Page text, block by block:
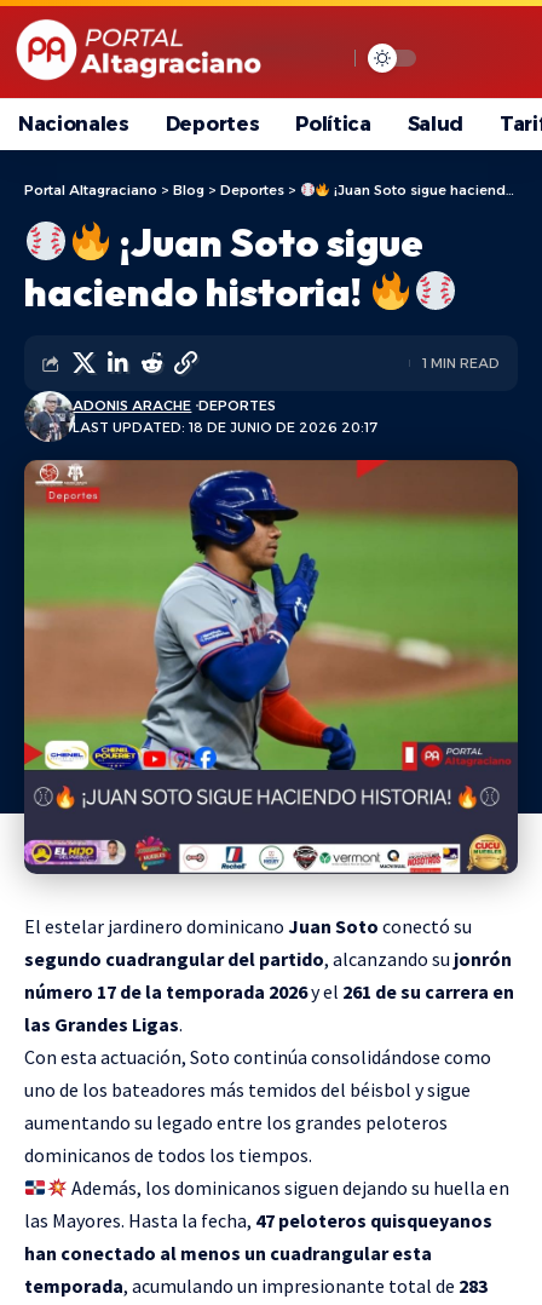
Nacionales Deportes Política Salud
Portal Altagraciano > Blog > Deportes > ¡Juan Soto sigue haciendo historia!
¡Juan Soto sigue
haciendo historia!
LAST UPDATED: 18 DE JUNIO DE 2026 20:17
ADONIS ARACHE DEPORTES
1 MIN READ
El estelar jardinero dominicano Juan Soto conectó su
segundo cuadrangular del partido, alcanzando su jonrón
número 17 de la temporada 2026y el 261 de su carrera en
las Grandes Ligas.
Con esta actuación, Soto continúa consolidándose como
uno de los bateadores más temidos del béisbol y sigue
aumentando su legado entre los grandes peloteros
dominicanos de todos los tiempos.
Además, los dominicanos siguen dejando su huella en
las Mayores. Hasta la fecha, 47 peloteros quisqueyanos
han conectado al menos un cuadrangular esta
temporada, acumulando un impresionante total de 283